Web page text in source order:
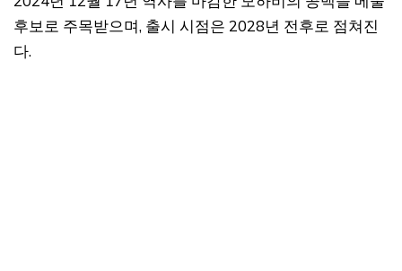
후보로 주목받으며, 출시 시점은 2028년 전후로 점쳐진
다.